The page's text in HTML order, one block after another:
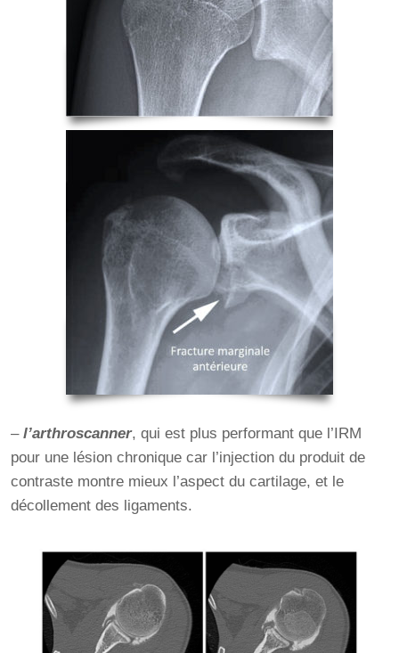
–l’arthroscanner, qui est plus performant que l’IRM
pour une lésion chronique car l’injection du produit de
contraste montre mieux l’aspect du cartilage, et le
décollement des ligaments.